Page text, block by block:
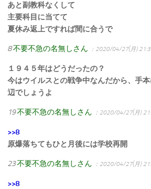
あと副教科なくして
主要科目に当てて
夏休み返上ですれば間に合うで
8不要不急の名無しさん ：2020/04/27(月)
１９４５年はどうだったの？
今はウイルスとの戦争中なんだから、手
辺でしょうよ
19不要不急の名無しさん ：2020/04/27(月)
>>8
原爆落ちてもひと月後には学校再開
23不要不急の名無しさん ：2020/04/27(月)
>>8